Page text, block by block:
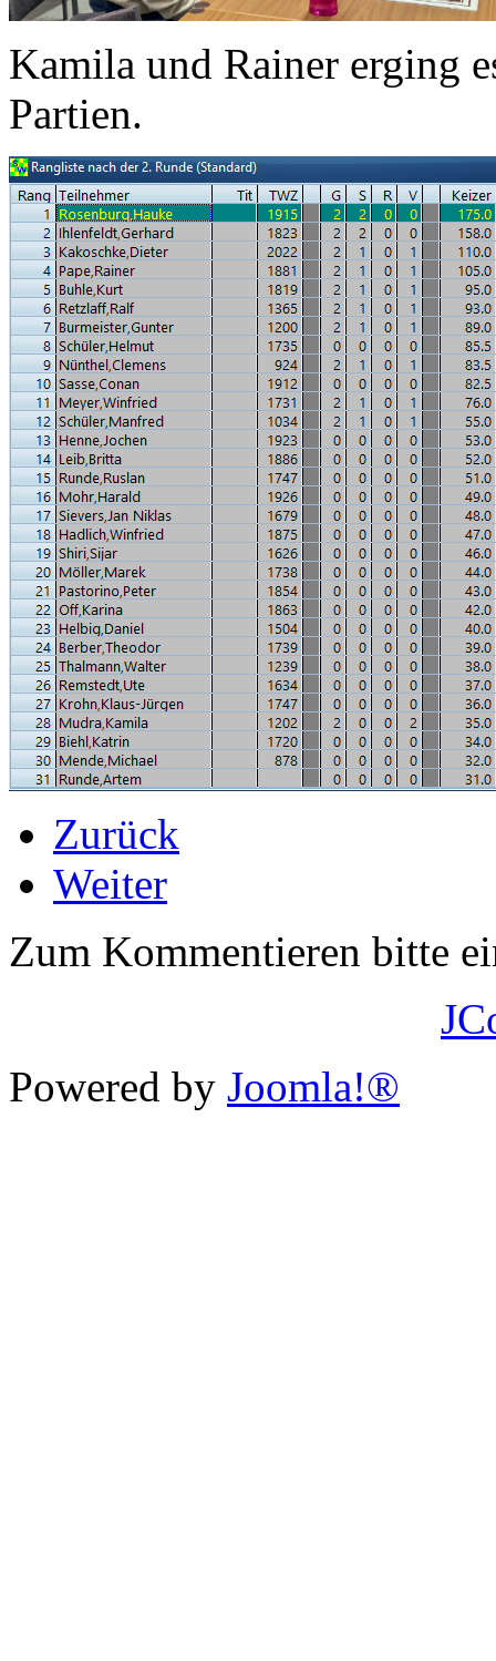
Kamila und Rainer erging
Partien.
Zurück
Weiter
Zum Kommentieren bitte
Powered by Joomla!®